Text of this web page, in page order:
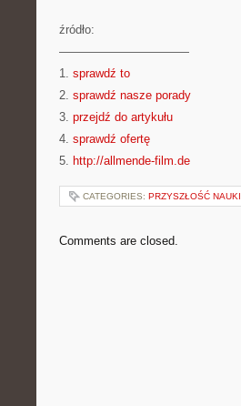
źródło:
———————————
1. sprawdź to
2. sprawdź nasze porady
3. przejdź do artykułu
4. sprawdź ofertę
5. http://allmende-film.de
CATEGORIES: PRZYSZŁOŚĆ NAUKI
Comments are closed.